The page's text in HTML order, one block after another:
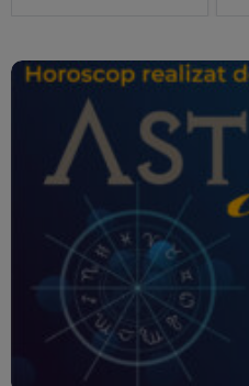
energie cu până la 300
MW